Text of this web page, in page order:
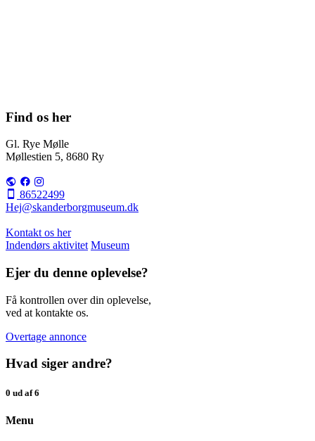
Find os her
Gl. Rye Mølle
Møllestien 5, 8680 Ry
86522499
Hej@skanderborgmuseum.dk
Kontakt os her
Indendørs aktivitet Museum
Ejer du denne oplevelse?
Få kontrollen over din oplevelse,
ved at kontakte os.
Overtage annonce
Hvad siger andre?
0 ud af 6
Menu